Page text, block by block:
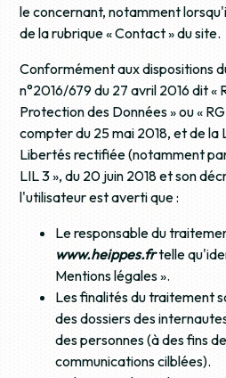
le concernant, notamment
de la rubrique « Contact » du site.
Conformément aux dispositions
n°2016/679 du 27 avril 2016 dit «
Protection des Données » ou «
compter du 25 mai 2018, et de
Libertés rectifiée (notamment
LIL 3 », du 20 juin 2018 et son
l'utilisateur est averti que :
Le responsable du
www.heippes.frtelle
Mentions légales ».
Les finalités du traitement
des dossiers des
des personnes (à des fins
communications cilblées).